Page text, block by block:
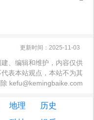
更新时间：2025-11-03
、编辑和维护，内容仅供
表本站观点，本站不为其
kefu@kemingbaike.com
地理
历史